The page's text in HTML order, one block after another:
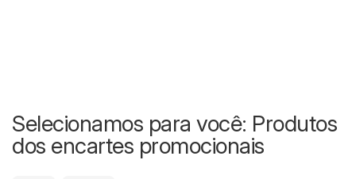
Selecionamos para você: Produtos
dos encartes promocionais